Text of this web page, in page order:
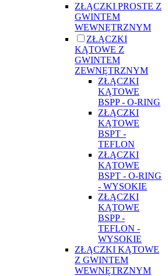
ZŁĄCZKI PROSTE Z
GWINTEM
WEWNĘTRZNYM
ZŁĄCZKI
KĄTOWE Z
GWINTEM
ZEWNĘTRZNYM
ZŁĄCZKI
KĄTOWE
BSPP - O-RING
ZŁĄCZKI
KĄTOWE
BSPT -
TEFLON
ZŁĄCZKI
KĄTOWE
BSPT - O-RING
- WYSOKIE
ZŁĄCZKI
KĄTOWE
BSPP -
TEFLON -
WYSOKIE
ZŁĄCZKI KĄTOWE
Z GWINTEM
WEWNĘTRZNYM